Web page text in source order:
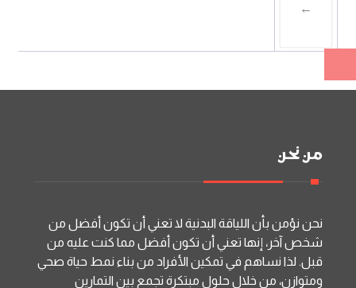
←
من نحن
نحن نؤمن بأن اللياقة البدنية لا تعني أن تكون أفضل من
شخص آخر، إنها تعني أن تكون أفضل مما كنت عليه من
قبل. لذا نساهم في تمكين الأفراد من بناء نمط حياة صحي
ومتوازن، من خلال حلول مبتكرة تجمع بين التمارين